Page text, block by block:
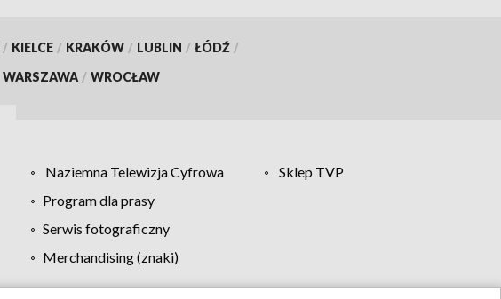
/ KIELCE / KRAKÓW / LUBLIN / ŁÓDŹ /
WARSZAWA / WROCŁAW
Naziemna Telewizja Cyfrowa
Sklep TVP
Program dla prasy
Serwis fotograficzny
Merchandising (znaki)